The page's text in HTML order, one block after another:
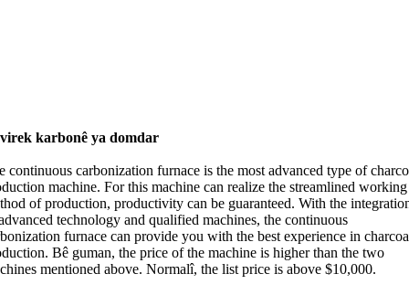
karbonê ya domdar
continuous carbonization furnace is the most advanced type of
machine.For this machine can realize the streamlined working
of production,productivity can be guaranteed.With the
technology and qualified machines,the continuous
furnace can provide you with the best experience in
. Bê guman,the price of the machine is higher than the two
mentioned above. Normalî,the list price is above $10,000.